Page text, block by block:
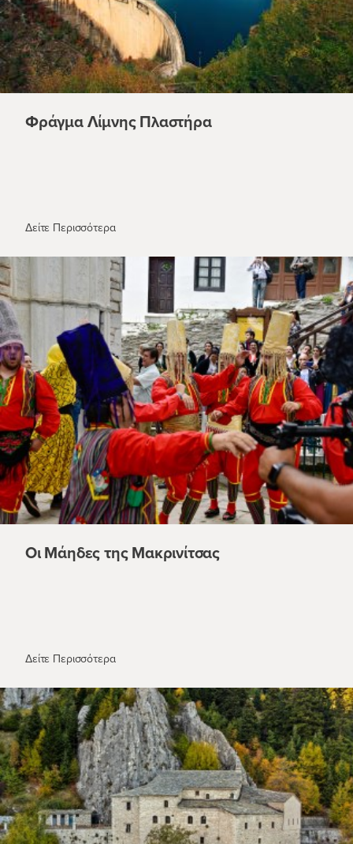
Φράγμα Λίμνης Πλαστήρα
Δείτε ΠερισσότεραΦράγμα Λίμνης Πλαστήρα
Οι Μάηδες της Μακρινίτσας
Δείτε ΠερισσότεραΟι Μάηδες της Μακρινίτσας